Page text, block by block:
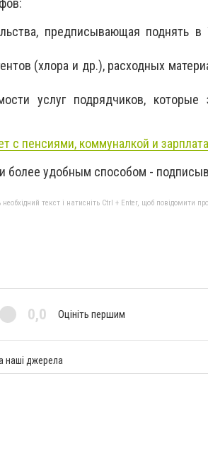
предписывающая поднять
(хлора и др.), расходных
услуг подрядчиков,
с пенсиями, коммуналкой и
более удобным способом -
текст і натисніть Ctrl + Enter, щоб повідомити
0,0 Оцініть першим
наші джерела